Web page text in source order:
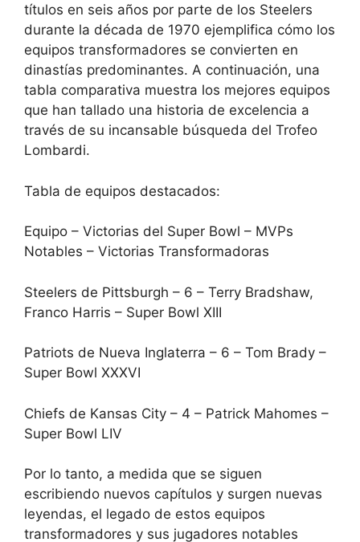
títulos en seis años por parte de los Steelers
durante la década de 1970 ejemplifica cómo los
equipos transformadores se convierten en
dinastías predominantes. A continuación, una
tabla comparativa muestra los mejores equipos
que han tallado una historia de excelencia a
través de su incansable búsqueda del Trofeo
Lombardi.
Tabla de equipos destacados:
Equipo – Victorias del Super Bowl – MVPs
Notables – Victorias Transformadoras
Steelers de Pittsburgh – 6 – Terry Bradshaw,
Franco Harris – Super Bowl XIII
Patriots de Nueva Inglaterra – 6 – Tom Brady –
Super Bowl XXXVI
Chiefs de Kansas City – 4 – Patrick Mahomes –
Super Bowl LIV
Por lo tanto, a medida que se siguen
escribiendo nuevos capítulos y surgen nuevas
leyendas, el legado de estos equipos
transformadores y sus jugadores notables